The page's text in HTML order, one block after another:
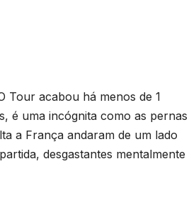
Tour acabou há menos de 1
é uma incógnita como as pernas
a França andaram de um lado
desgastantes mentalmente